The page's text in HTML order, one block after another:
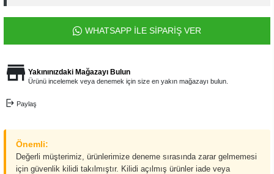
WHATSAPP İLE SİPARİŞ VER
Yakınınızdaki Mağazayı Bulun
Ürünü incelemek veya denemek için size en yakın mağazayı bulun.
Paylaş
Önemli:
Değerli müşterimiz, ürünlerimize deneme sırasında zarar gelmemesi
için güvenlik kilidi takılmıştır. Kilidi açılmış ürünler iade veya